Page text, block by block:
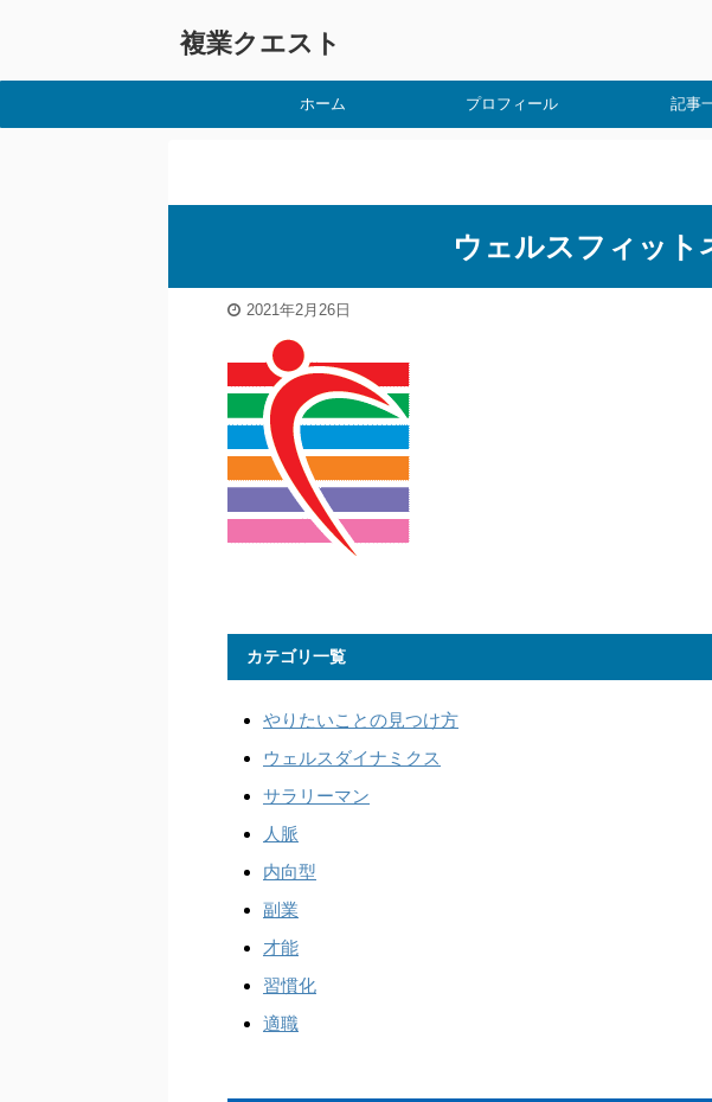
複業クエスト
ホーム プロフィール 記事
ウェルスフィット
2021年2月26日
カテゴリ一覧
やりたいことの見つけ方
ウェルスダイナミクス
サラリーマン
人脈
内向型
副業
才能
習慣化
適職